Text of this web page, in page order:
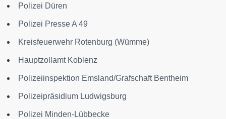
Polizei Düren
Polizei Presse A 49
Kreisfeuerwehr Rotenburg (Wümme)
Hauptzollamt Koblenz
Polizeiinspektion Emsland/Grafschaft Bentheim
Polizeipräsidium Ludwigsburg
Polizei Minden-Lübbecke